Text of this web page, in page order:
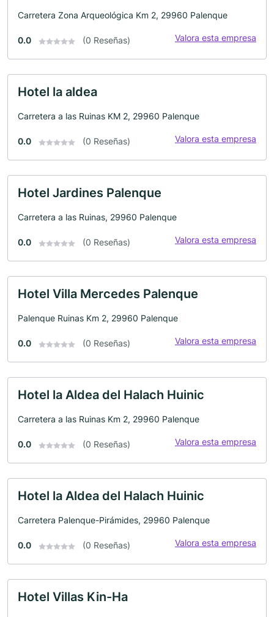
Carretera Zona Arqueológica Km 2, 29960 Palenque
0.0 (0 Reseñas) Valora esta empresa
Hotel la aldea
Carretera a las Ruinas KM 2, 29960 Palenque
0.0 (0 Reseñas) Valora esta empresa
Hotel Jardines Palenque
Carretera a las Ruinas, 29960 Palenque
0.0 (0 Reseñas) Valora esta empresa
Hotel Villa Mercedes Palenque
Palenque Ruinas Km 2, 29960 Palenque
0.0 (0 Reseñas) Valora esta empresa
Hotel la Aldea del Halach Huinic
Carretera a las Ruinas Km 2, 29960 Palenque
0.0 (0 Reseñas) Valora esta empresa
Hotel la Aldea del Halach Huinic
Carretera Palenque-Pirámides, 29960 Palenque
0.0 (0 Reseñas) Valora esta empresa
Hotel Villas Kin-Ha